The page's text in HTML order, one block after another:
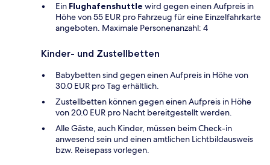
Ein Flughafenshuttle wird gegen einen Aufpreis in
Höhe von 55 EUR pro Fahrzeug für eine Einzelfahrkarte
angeboten. Maximale Personenanzahl: 4
Kinder- und Zustellbetten
Babybetten sind gegen einen Aufpreis in Höhe von
30.0 EUR pro Tag erhältlich.
Zustellbetten können gegen einen Aufpreis in Höhe
von 20.0 EUR pro Nacht bereitgestellt werden.
Alle Gäste, auch Kinder, müssen beim Check-in
anwesend sein und einen amtlichen Lichtbildausweis
bzw. Reisepass vorlegen.